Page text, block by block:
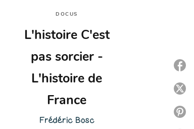
DOCUS
L'histoire C'est
pas sorcier -
L'histoire de
France
Frédéric Bosc